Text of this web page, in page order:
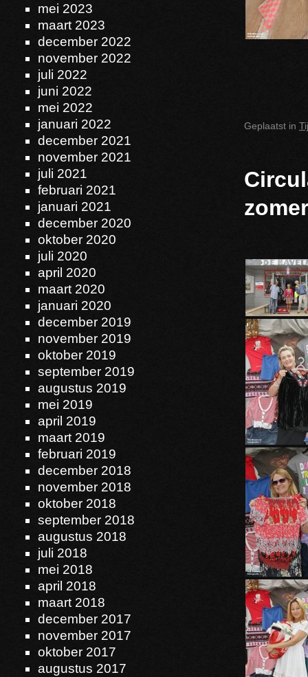
Geplaatst in
mei 2023
maart 2023
december 2022
november 2022
juli 2022
juni 2022
mei 2022
januari 2022
december 2021
november 2021
juli 2021
februari 2021
januari 2021
december 2020
oktober 2020
juli 2020
april 2020
maart 2020
januari 2020
december 2019
november 2019
oktober 2019
september 2019
augustus 2019
mei 2019
april 2019
maart 2019
februari 2019
december 2018
november 2018
oktober 2018
september 2018
augustus 2018
juli 2018
mei 2018
april 2018
maart 2018
december 2017
november 2017
oktober 2017
augustus 2017